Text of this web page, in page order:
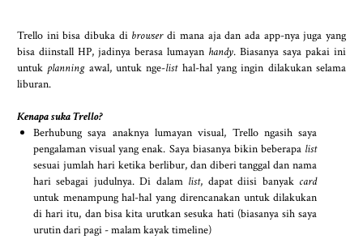
Trello ini bisa dibuka di browserdi mana aja dan ada app-nya juga yang
bisa diinstall HP, jadinya berasa lumayan handy. Biasanya saya pakai ini
untuk planningawal, untuk nge-listhal-hal yang ingin dilakukan selama
liburan.
Kenapa suka Trello?
Berhubung saya anaknya lumayan visual, Trello ngasih saya
pengalaman visual yang enak. Saya biasanya bikin beberapa list
sesuai jumlah hari ketika berlibur, dan diberi tanggal dan nama
hari sebagai judulnya. Di dalam list, dapat diisi banyak card
untuk menampung hal-hal yang direncanakan untuk dilakukan
di hari itu, dan bisa kita urutkan sesuka hati (biasanya sih saya
urutin dari pagi - malam kayak timeline)